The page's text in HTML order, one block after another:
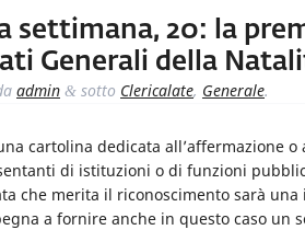
settimana, 20: la
Generali della
admin & sotto Clericalate, Generale.
cartolina dedicata all’affermazione o
di istituzioni o di funzioni
che merita il riconoscimento sarà una
a fornire anche in questo caso un